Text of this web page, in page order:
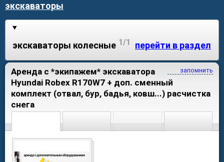
экскаваторы
экскаваторы колесные 1/1 перейти в раздел
запомнить
Аренда с *экипажем* экскаватора
Hyundai Robex R170W7 + доп. сменный
комплект (отвал, бур, бадья, ковш...) расчистка
снега